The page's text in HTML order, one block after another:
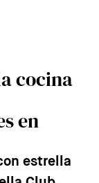
cocina
en
estrella